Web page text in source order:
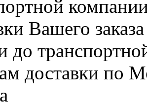
Вашего
до
доставки по